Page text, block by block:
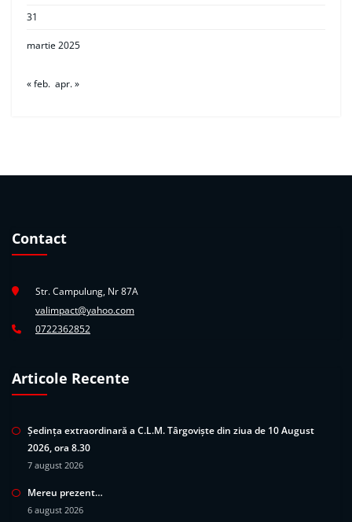
martie 2025
31
« feb. apr. »
Contact
Str. Campulung, Nr 87A
valimpact@yahoo.com
0722362852
Articole Recente
Ședința extraordinară a C.L.M. Târgoviște din ziua de 10 August
2026, ora 8.30
7 august 2026
Mereu prezent…
6 august 2026